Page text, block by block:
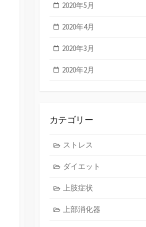
2020年5月
2020年4月
2020年3月
2020年2月
カテゴリー
ストレス
ダイエット
上肢症状
上部消化器